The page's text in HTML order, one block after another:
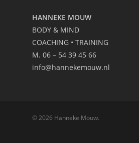
HANNEKE MOUW
BODY & MIND
COACHING • TRAINING
M. 06 – 54 39 45 66
info@hannekemouw.nl
© 2026 Hanneke Mouw.